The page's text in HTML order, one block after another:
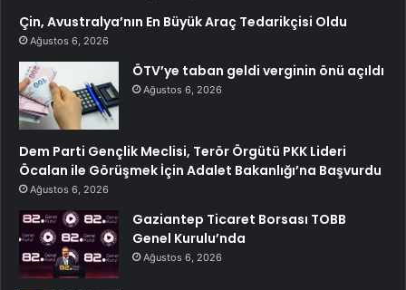
Çin, Avustralya’nın En Büyük Araç Tedarikçisi Oldu
Ağustos 6, 2026
ÖTV’ye taban geldi verginin önü açıldı
Ağustos 6, 2026
Dem Parti Gençlik Meclisi, Terör Örgütü PKK Lideri
Öcalan ile Görüşmek İçin Adalet Bakanlığı’na Başvurdu
Ağustos 6, 2026
Gaziantep Ticaret Borsası TOBB
Genel Kurulu’nda
Ağustos 6, 2026